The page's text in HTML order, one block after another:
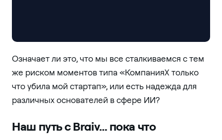
Означает ли это, что мы все сталкиваемся с тем
же риском моментов типа «КомпанияX только
что убила мой стартап», или есть надежда для
различных основателей в сфере ИИ?
Наш путь с Braiv… пока что